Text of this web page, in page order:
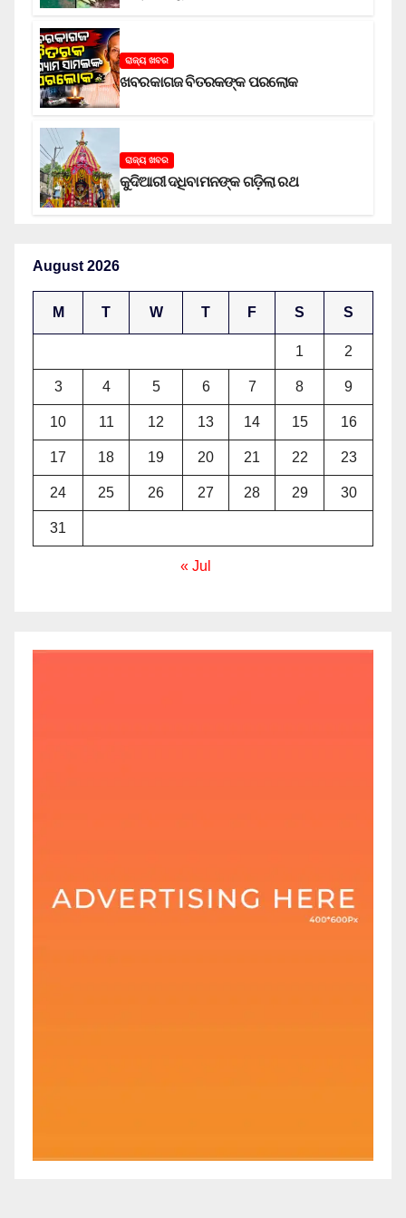
ରାଜ୍ୟ ଖବର
ଖବରକାଗଜ ବିତରକଙ୍କ ପରଲୋକ
ରାଜ୍ୟ ଖବର
କୁଦିଆରୀ ଦଧିବାମନଙ୍କ ଗଡ଼ିଲା ରଥ
August 2026
M T W T F S S
1 2
3 4 5 6 7 8 9
10 11 12 13 14 15 16
17 18 19 20 21 22 23
24 25 26 27 28 29 30
31
« Jul